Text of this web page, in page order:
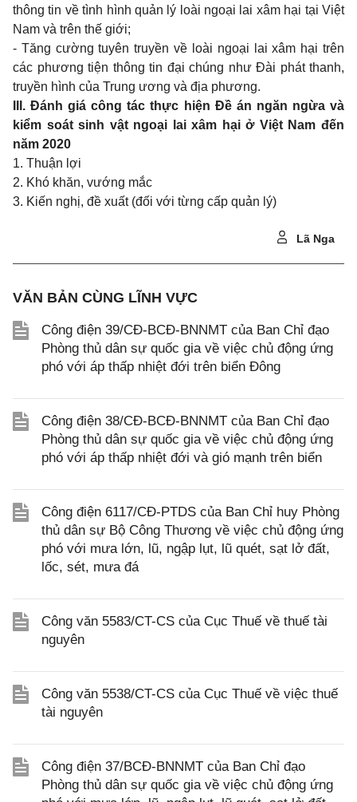
thông tin về tình hình quản lý loài ngoại lai xâm hại tại Việt
Nam và trên thế giới;
- Tăng cường tuyên truyền về loài ngoại lai xâm hại trên
các phương tiện thông tin đại chúng như Đài phát thanh,
truyền hình của Trung ương và địa phương.
III. Đánh giá công tác thực hiện Đề án ngăn ngừa và
kiểm soát sinh vật ngoại lai xâm hại ở Việt Nam đến
năm 2020
1. Thuận lợi
2. Khó khăn, vướng mắc
3. Kiến nghị, đề xuất (đối với từng cấp quản lý)
Lã Nga
VĂN BẢN CÙNG LĨNH VỰC
Công điện 39/CĐ-BCĐ-BNNMT của Ban Chỉ đạo
Phòng thủ dân sự quốc gia về việc chủ động ứng
phó với áp thấp nhiệt đới trên biển Đông
Công điện 38/CĐ-BCĐ-BNNMT của Ban Chỉ đạo
Phòng thủ dân sự quốc gia về việc chủ động ứng
phó với áp thấp nhiệt đới và gió mạnh trên biển
Công điện 6117/CĐ-PTDS của Ban Chỉ huy Phòng
thủ dân sự Bộ Công Thương về việc chủ động ứng
phó với mưa lớn, lũ, ngập lụt, lũ quét, sạt lở đất,
lốc, sét, mưa đá
Công văn 5583/CT-CS của Cục Thuế về thuế tài
nguyên
Công văn 5538/CT-CS của Cục Thuế về việc thuế
tài nguyên
Công điện 37/BCĐ-BNNMT của Ban Chỉ đạo
Phòng thủ dân sự quốc gia về việc chủ động ứng